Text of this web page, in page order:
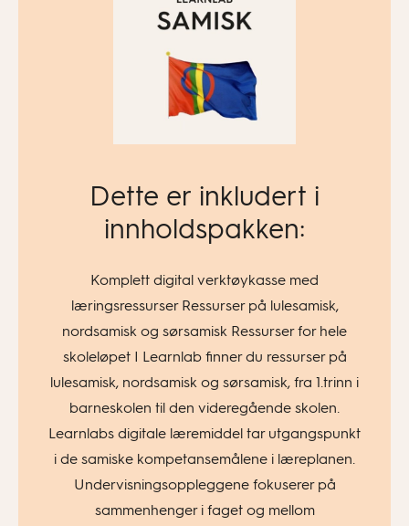
Dette er inkludert i
innholdspakken:
Komplett digital verktøykasse med
læringsressurser Ressurser på lulesamisk,
nordsamisk og sørsamisk Ressurser for hele
skoleløpet I Learnlab finner du ressurser på
lulesamisk, nordsamisk og sørsamisk, fra 1.trinn i
barneskolen til den videregående skolen.
Learnlabs digitale læremiddel tar utgangspunkt
i de samiske kompetansemålene i læreplanen.
Undervisningsoppleggene fokuserer på
sammenhenger i faget og mellom